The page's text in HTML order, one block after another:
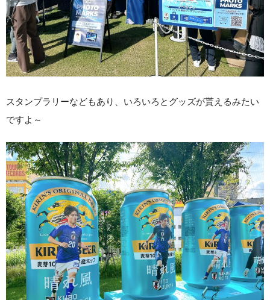
スタンプラリーなどもあり、いろいろとグッズが貰えるみたい
ですよ～